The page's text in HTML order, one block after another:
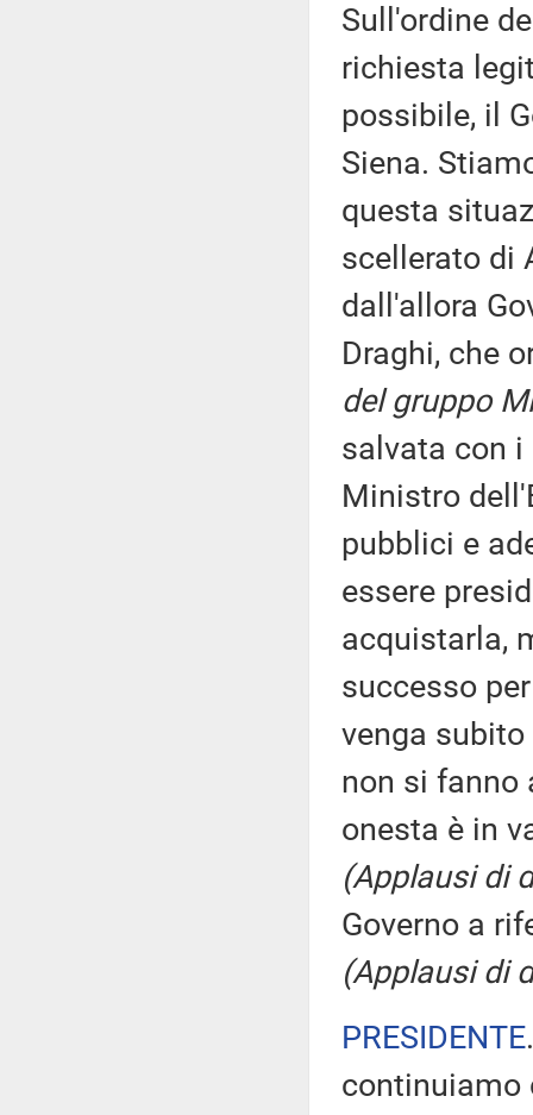
Sull'ordine
richiesta
possibile, il
Siena.
questa
scellerato di
dall'allora
Draghi, che
del gruppo
salvata con i
Ministro
pubblici e
essere
acquistarla,
successo
venga subito
non si fanno
onesta è in
(Applausi di
Governo a
(Applausi di
PRESIDENTE
continuiamo